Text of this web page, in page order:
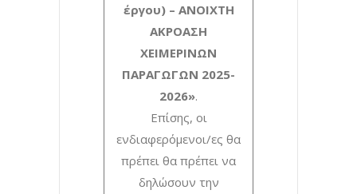
έργου) – ΑΝΟΙΧΤΗ
ΑΚΡΟΑΣΗ
ΧΕΙΜΕΡΙΝΩΝ
ΠΑΡΑΓΩΓΩΝ 2025-
2026».
Επίσης, οι
ενδιαφερόμενοι/ες θα
πρέπει θα πρέπει να
δηλώσουν την